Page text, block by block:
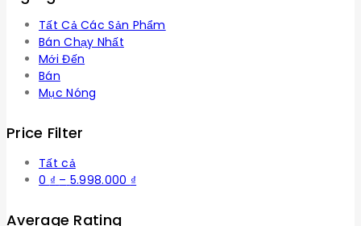
Tất Cả Các Sản Phẩm
Bán Chạy Nhất
Mới Đến
Bán
Mục Nóng
Price Filter
Tất cả
0 ₫ – 5.998.000 ₫
Average Rating